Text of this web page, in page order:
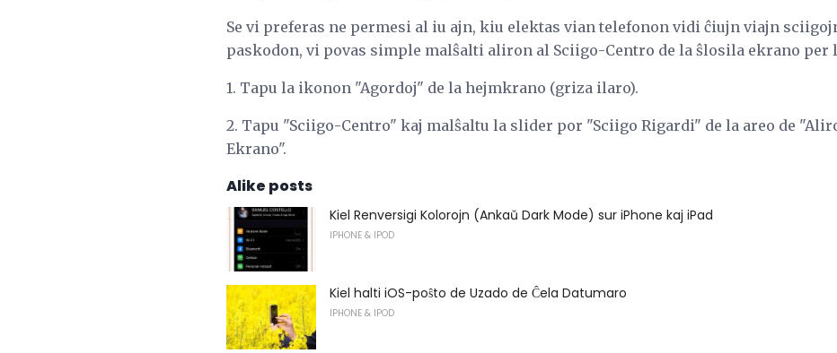
Se vi preferas ne permesi al iu ajn, kiu elektas vian telefonon vidi ĉiujn viajn
paskodon, vi povas simple malŝalti aliron al Sciigo-Centro de la ŝlosila ekrano per
1. Tapu la ikonon "Agordoj" de la hejmkrano (griza ilaro).
2. Tapu "Sciigo-Centro" kaj malŝaltu la slider por "Sciigo Rigardi" de la areo de
Ekrano".
Alike posts
Kiel Renversigi Kolorojn (Ankaŭ Dark Mode) sur iPhone kaj iPad
IPHONE & IPOD
Kiel halti iOS-poŝto de Uzado de Ĉela Datumaro
IPHONE & IPOD